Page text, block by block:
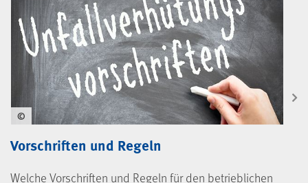
Vorschriften und Regeln
Welche Vorschriften und Regeln für den betrieblichen
©